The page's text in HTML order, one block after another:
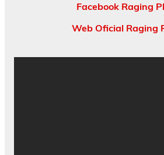
Facebook Raging
Web Oficial Raging